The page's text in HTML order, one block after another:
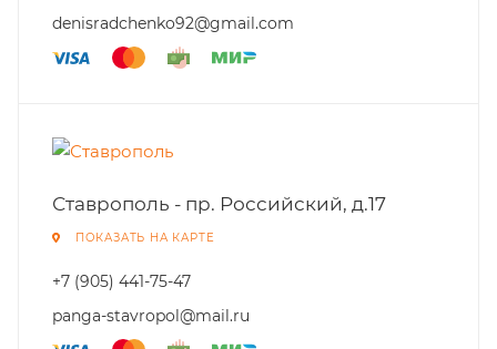
denisradchenko92@gmail.com
Ставрополь - пр. Российский, д.17
ПОКАЗАТЬ НА КАРТЕ
+7 (905) 441-75-47
panga-stavropol@mail.ru